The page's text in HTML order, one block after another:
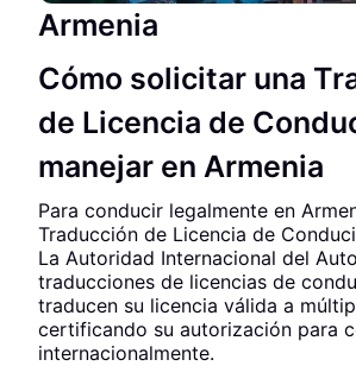
Armenia
Cómo solicitar una
de Licencia de
manejar en Armenia
Para conducir legalmente en
Traducción de Licencia de
La Autoridad Internacional del
traducciones de licencias de
traducen su licencia válida a
certificando su autorización para
internacionalmente.